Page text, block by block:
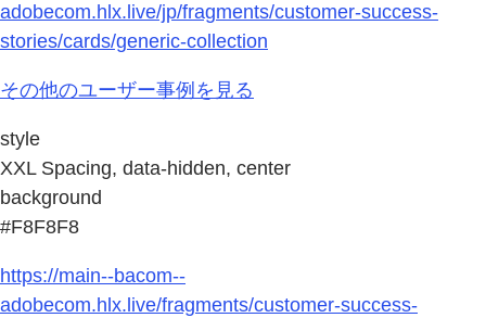
adobecom.hlx.live/jp/fragments/customer-success-
stories/cards/generic-collection
その他のユーザー事例を見る
style
XXL Spacing, data-hidden, center
background
#F8F8F8
https://main--bacom--
adobecom.hlx.live/fragments/customer-success-